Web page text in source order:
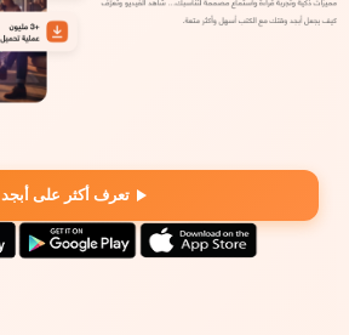
تعرف أكثر على أبجد